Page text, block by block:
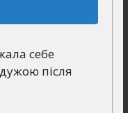
себе
після